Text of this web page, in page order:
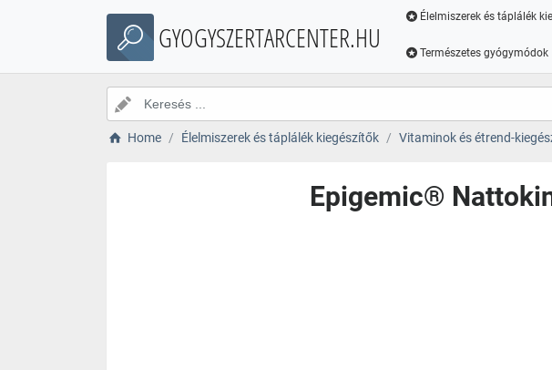
GYOGYSZERTARCENTER.HU
Élelmiszerek és táplálék
Természetes gyógymódok
Home Élelmiszerek és táplálék kiegészítők Vitaminok és étrend-
Epigemic®